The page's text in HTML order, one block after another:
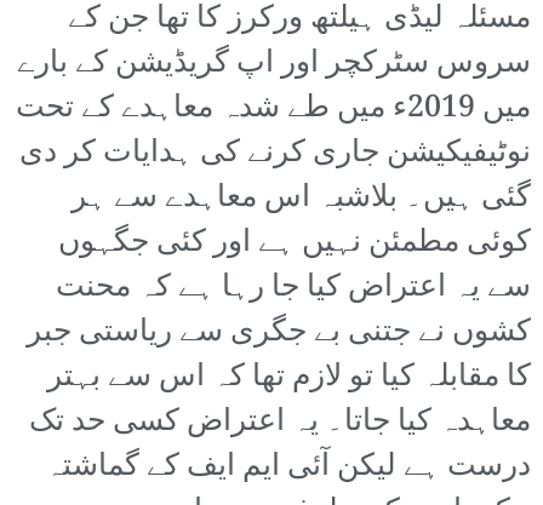
مسئلہ لیڈی ہیلتھ ورکرز کا تھا جن کے
سروس سٹرکچر اور اپ گریڈیشن کے بارے
میں 2019ء میں طے شدہ معاہدے کے تحت
نوٹیفیکیشن جاری کرنے کی ہدایات کر دی
گئی ہیں۔ بلاشبہ اس معاہدے سے ہر
کوئی مطمئن نہیں ہے اور کئی جگہوں
سے یہ اعتراض کیا جا رہا ہے کہ محنت
کشوں نے جتنی بے جگری سے ریاستی جبر
کا مقابلہ کیا تو لازم تھا کہ اس سے بہتر
معاہدہ کیا جاتا۔ یہ اعتراض کسی حد تک
درست ہے لیکن آئی ایم ایف کے گماشتہ